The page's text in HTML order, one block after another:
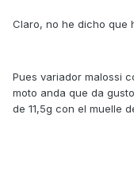
Claro, no he dicho que
Pues variador malossi
moto anda que da
de 11,5g con el muelle